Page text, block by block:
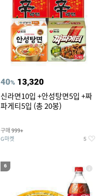
40% 13,320
신라면10입 +안성탕면5입 +짜
파게티5입 (총 20봉)
구매 999+
G마켓 5
6